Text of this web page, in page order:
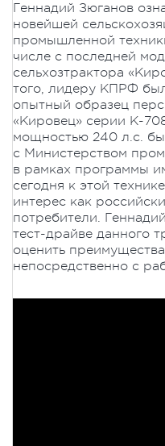
Геннадий Зюганов
новейшей
промышленной
числе с последней
сельхозтрактора
того, лидеру КПРФ
опытный образец
«Кировец» серии К-
мощностью 240 л.с.
с Министерством
в рамках программы
сегодня к этой
интерес как
потребители.
тест-драйве данного
оценить
непосредственно с